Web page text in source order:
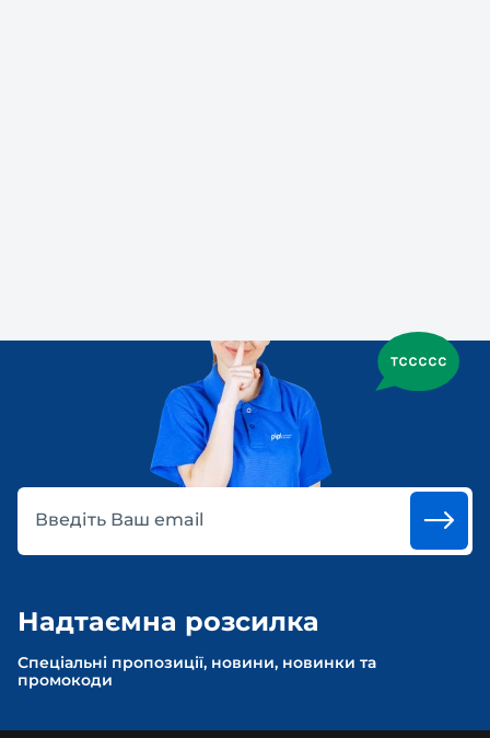
Введіть Ваш email
Надтаємна розсилка
Спеціальні пропозиції, новини, новинки та
промокоди